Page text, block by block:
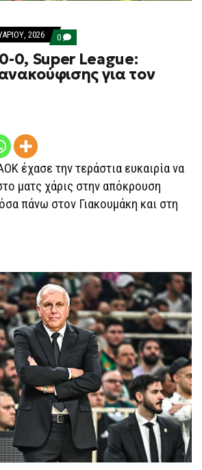
2026 0 COMMENTS
ON
ΠΑΟΚ
–
ΑΕΚ
ΟΛΥΜΠΙΑΚΌ!
0, Super League:
για τον
έχασε την τεράστια ευκαιρία να
ματς χάρις στην απόκρουση
πάνω στον Γιακουμάκη και στη